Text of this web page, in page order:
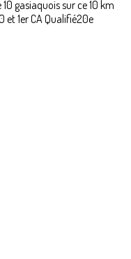
gasiaquois sur ce 10 km
1er CA Qualifié20e